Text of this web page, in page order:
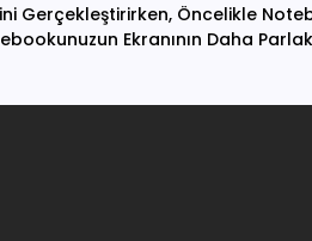
Gerçekleştirirken, Öncelikle
Ekranının Daha